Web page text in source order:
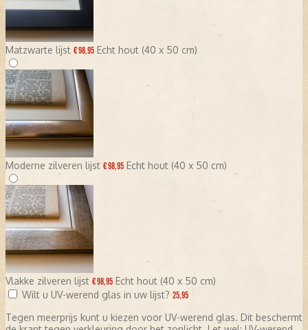
Matzwarte lijst € 98,95 Echt hout (40 x 50 cm)
Moderne zilveren lijst € 98,95 Echt hout (40 x 50 cm)
Vlakke zilveren lijst € 98,95 Echt hout (40 x 50 cm)
Wilt u UV-werend glas in uw lijst? 25,95
Tegen meerprijs kunt u kiezen voor UV-werend glas. Dit beschermt